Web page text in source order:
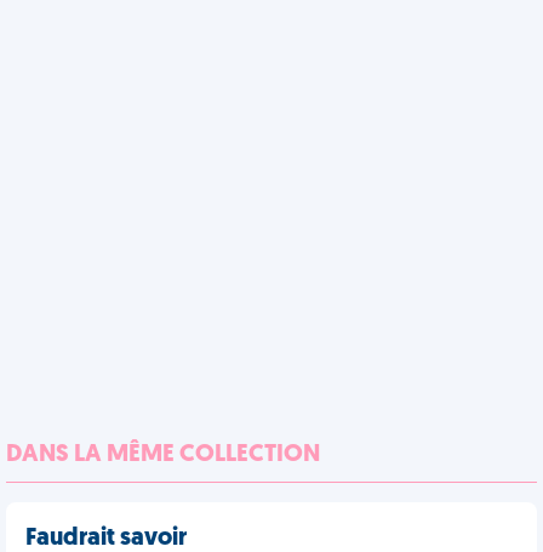
DANS LA MÊME COLLECTION
Faudrait savoir